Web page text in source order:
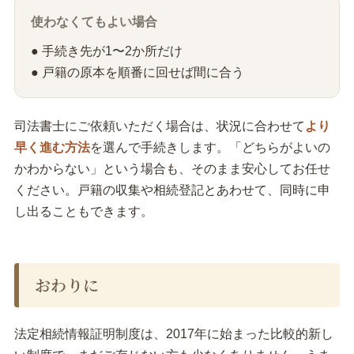
使わなくてもよい場合
● 手続き先が1〜2か所だけ
● 戸籍の原本を順番に回せば間に合う
司法書士にご依頼いただく場合は、状況に合わせて より
早く進む方法を選んで手続きします。「どちらがよいの
かわからない」という場合も、そのまま安心してお任せ
ください。戸籍の収集や相続登記とあわせて、同時に申
し出ることもできます。
おわりに
法定相続情報証明制度は、2017年に始まった比較的新し